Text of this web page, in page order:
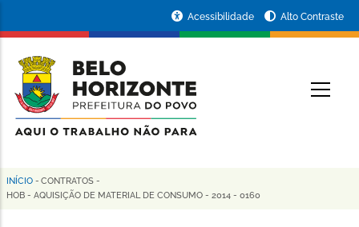
conteúdo
principal
da
Prefeitura
de
Horizonte
Acessibilidade Alto Contraste
Trilha
INÍCIO - CONTRATOS -
HOB - AQUISIÇÃO DE MATERIAL DE CONSUMO - 2014 - 0160